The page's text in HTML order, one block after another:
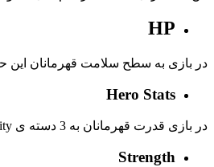
HP
در بازی به سطح سلامت قهرمانان این
Hero Stats
در بازی قدرت قهرمانان به 3 دسته ی
Strength